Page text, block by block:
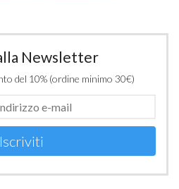
Newsletter
del 10% (ordine minimo 30€)
Iscriviti